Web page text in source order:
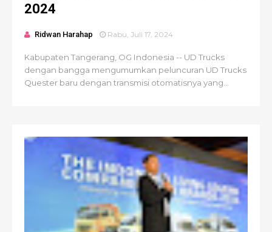
2024
Ridwan Harahap Rabu, Juli 17, 2024
Kabupaten Tangerang, OG Indonesia -- UD Trucks
dengan bangga mengumumkan peluncuran UD Trucks
Quester baru dengan transmisi otomatisnya yang...